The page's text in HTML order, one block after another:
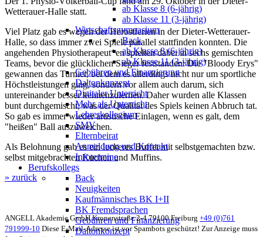
ab Klasse 8 (6-jährig)
ab Klasse 11 (3-jährig)
Wirtschaftsgymnasium
Back
ab Klasse 8 (6-jährig)
ab Klasse 11 (3-jährig)
Gebühren und Finanzierung
Daltonkonzept
Digitaler Unterricht
Mehr als Unterricht
Lehrerkollegium
SMV
Elternbeirat
Anmeldung und Kontakt
Infotermine
Berufskollegs
Back
Neuigkeiten
Kaufmännisches BK I+II
BK Fremdsprachen
Gebühren und Finanzierung
Daltonkonzept
Wetterauer-Halle statt.
Viel Platz gab es wegen der Herbstferien in der Dieter-Wetterauer-
Halle, so dass immer zwei Spiele parallel stattfinden konnten. Die
angehenden Physiotherapeut*en spielten dabei in sechs gemischten
Teams, bevor die glücklichen Sieger feststanden: Die "Bloody Erys"
gewannen das Turnier, bei dem es allerdings nicht nur um sportliche
Höchstleistungen ging, sondern vor allem auch darum, sich
untereinander besser kennenzulernen. Daher wurden alle Klassen
bunt durchgemischt, was der Qualität des Spiels keinen Abbruch tat.
So gab es immer wieder artistische Einlagen, wenn es galt, dem
"heißen" Ball auszuweichen.
Als Belohnung gab es ein leckeres Buffet mit selbstgemachten bzw.
selbst mitgebrachten Kuchen und Muffins.
» zurück
ANGELL Akademie GmbH Kronenstraße 2-4 79100 Freiburg +49 (0)761
791999-10 Diese E-Mail-Adresse ist vor Spambots geschützt! Zur Anzeige muss